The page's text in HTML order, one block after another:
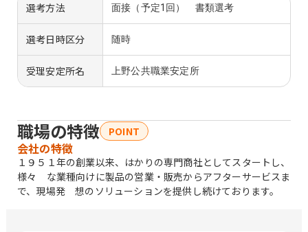
選考方法
面接（予定1回） 書類選考
選考日時区分 随時
受理安定所名 上野公共職業安定所
職場の特徴 POINT
会社の特徴
１９５１年の創業以来、はかりの専門商社としてスタートし、
様々 な業種向けに製品の営業・販売からアフターサービスま
で、現場発 想のソリューションを提供し続けております。